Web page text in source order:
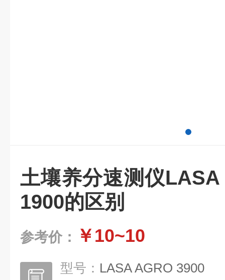
土壤养分速测仪LASA
1900的区别
参考价： ￥10~10
型号： LASA AGRO 3900